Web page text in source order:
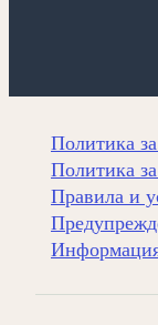
Политика
Политика
Правила и